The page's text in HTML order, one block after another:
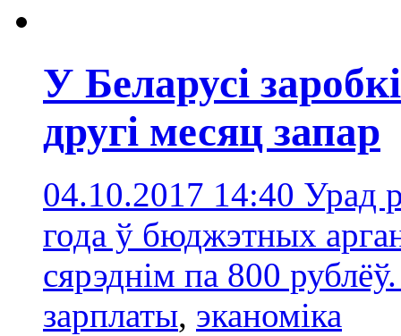
У Беларусі
другі месяц запар
04.10.2017 14:40 Урад
года ў бюджэтных
сярэднім па 800
зарплаты, эканоміка